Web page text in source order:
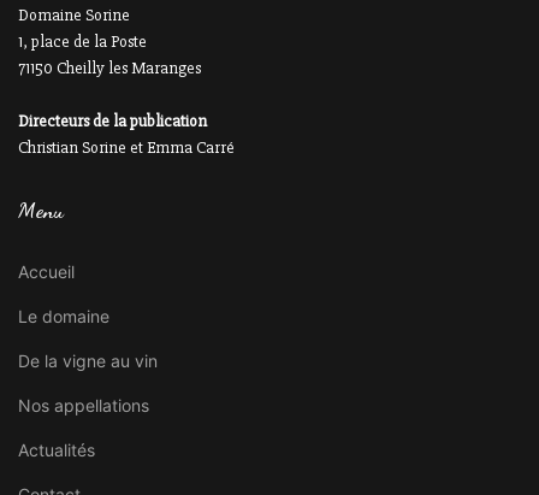
Domaine Sorine
1, place de la Poste
71150 Cheilly les Maranges
Directeurs de la publication
Christian Sorine et Emma Carré
Menu
Accueil
Le domaine
De la vigne au vin
Nos appellations
Actualités